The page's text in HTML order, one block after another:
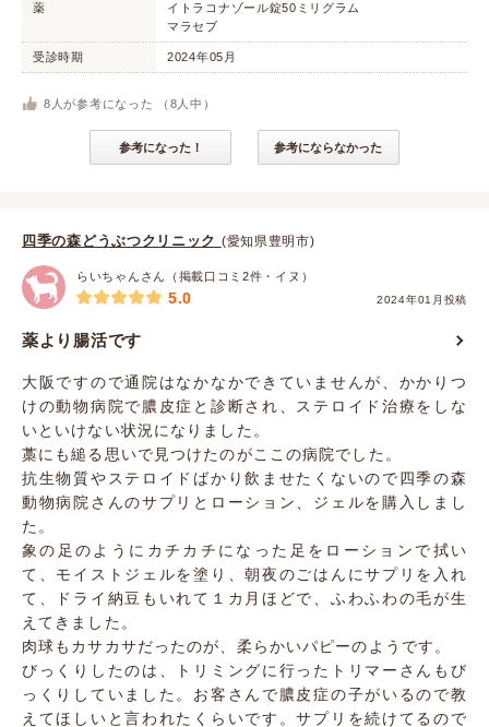
薬
イトラコナゾール錠50ミリグラム
マラセブ
受診時期 2024年05月
8 人が参考になった （ 8 人中）
参考になった！ 参考にならなかった
四季の森どうぶつクリニック (愛知県豊明市)
らいちゃんさん（掲載口コミ2件・イヌ）
2024年01月投稿
5.0
薬より腸活です
大阪ですので通院はなかなかできていませんが、かかりつ
けの動物病院で膿皮症と診断され、ステロイド治療をしな
いといけない状況になりました。
藁にも縋る思いで見つけたのがここの病院でした。
抗生物質やステロイドばかり飲ませたくないので四季の森
動物病院さんのサプリとローション、ジェルを購入しまし
た。
象の足のようにカチカチになった足をローションで拭い
て、モイストジェルを塗り、朝夜のごはんにサプリを入れ
て、ドライ納豆もいれて１カ月ほどで、ふわふわの毛が生
えてきました。
肉球もカサカサだったのが、柔らかいパピーのようです。
びっくりしたのは、トリミングに行ったトリマーさんもび
っくりしていました。お客さんで膿皮症の子がいるので教
えてほしいと言われたくらいです。サプリを続けてるので